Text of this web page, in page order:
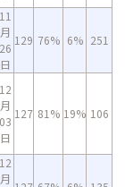
11
月
26
日
129 76% 6% 251
12
月
03
日
127 81% 19% 106
12
月